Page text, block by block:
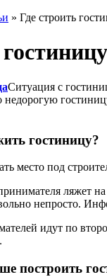
» Где строить
Ситуация с
гостиницу?
место под
ляжет
непросто.
идут по
построить